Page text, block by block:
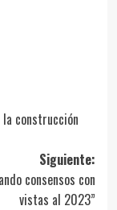
construcción
Siguiente:
consensos con
vistas al 2023”